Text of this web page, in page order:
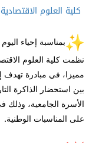
كلية العلوم
نظمت كلية العلوم
مميزا، في مبادرة تهدف
بين استحضار الذاكرة
الأسرة الجامعية، وذلك
على المناسبات الوطنية.